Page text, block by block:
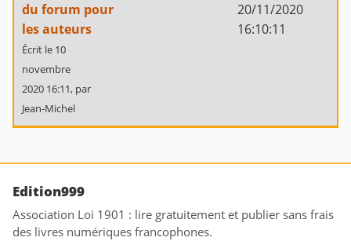
du forum pour
les auteurs
Écrit le 10
novembre
2020 16:11, par
Jean-Michel
20/11/2020
16:10:11
Edition999
Association Loi 1901 : lire gratuitement et publier sans frais
des livres numériques francophones.